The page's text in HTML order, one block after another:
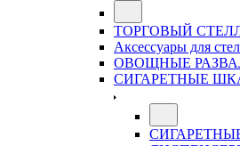
ТОРГОВЫЙ
Аксессуары для
ОВОЩНЫЕ
СИГАРЕТНЫЕ